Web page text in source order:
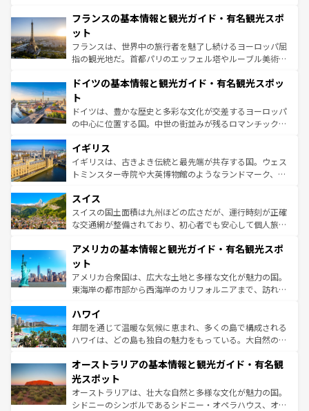
なお、新着のイタリア情報はコンテンツ一覧を参照してほ
しい。
文化が根付くこの国では、情熱的なフラメンコ、熱気あふ
れる闘牛、そして美味しいタパスが生活の一部となってい
る。首都マドリードの洗練された雰囲気や、バルセロナの
アートに溢れた街角から、地方では古代ローマ遺跡や中世
せる。地方によって風土や気候が異なるスペインはその個
ンテンツ一覧 を参照してほしい。
フランスの基本情報と観光ガイド・有名観光スポ
ット
フランスは、世界中の旅行者を魅了し続けるヨーロッパ屈
指の観光地だ。首都パリのエッフェル塔やルーブル美術館
で、幅広い魅力が詰まっている。華麗な宮殿、歴史的な大
聖堂、美しいビーチ、そして豊かな自然が、訪れる者を心
から魅了する。また、フランスは美食の国としても知ら
れ、フランス料理はユネスコ無形文化遺産にも登録されて
香り高いラベンダー畑など、多彩な楽しみ方が可能だ。さ
らに、パリ以外の地域にも魅力が溢れており、どの街角に
も豊かな歴史と文化が息づいている。パリ以外の個性あふ
を参照してほしい。
ドイツの基本情報と観光ガイド・有名観光スポッ
ト
ドイツは、豊かな歴史と多彩な文化が交差するヨーロッパ
の中心に位置する国。中世の街並みが残るロマンチック街
顔を持つこの国は、どこを歩いても飽きることがない。ベ
ルリンの文化的活気、バイエルン州のアルプスの絶景、そ
してライン川沿いのワイン畑といった風景は必見。ビール
は、お酒好きな人にはぜひ体験してほしい。 なお、新着の
ドイツ情報はコンテンツ一覧を参照してほしい。
イギリス
イギリスは、古きよき伝統と最先端が共存する国。ウェス
トミンスター寺院や大英博物館のようなランドマーク、歴
リアごとに異なる魅力がある。また、優雅なアフタヌーン
ティー、ビール好きにはたまらない英国パブ、サッカー観
戦など、本場だからこそできる体験も豊富。イギリスを旅
ンツ一覧を参照してほしい。
スイス
スイスの国土面積は九州ほどの広さだが、運行時刻が正確
な交通網が整備されており、初心者でも安心して個人旅行
の建物がそのまま残る町や、スイスならではのユニークな
博物館もあり、アルプス観光だけでなく町歩きも満喫する
ことができる。国民の所得が高いため物価も高いが、旅行
者向けの交通パス提供のサービスもあり、うまく活用すれ
着のスイス情報は
アメリカの基本情報と観光ガイド・有名観光スポ
ット
アメリカ合衆国は、広大な土地と多様な文化が魅力の国。
東海岸の都市部から西海岸のカリフォルニアまで、訪れる
のような巨大都市は、観光、ショッピング、エンターテイ
ンメントが詰まった刺激的なスポットだ。一方、アメリカ
西部には大自然が広がり、グランドキャニオンやイエロー
部のニューオーリンズでは、音楽と美食が融合した独特の
文化が魅力。旅行者はアメリカの各地域で異なる魅力を楽
しみながら、その多様性と豊かな歴史を感じることができ
るだろう。車でのロードトリップや列車の旅も、アメリカ
ハワイ
年間を通じて温暖な気候に恵まれ、多くの島で構成される
ハワイは、どの島も独自の魅力をもっている。大自然の神
ワイ島は見逃せない。また、定番の観光地といえばオアフ
島だが、静かな自然を求めるならマウイ島やカウアイ島が
おすすめ。エメラルドグリーンに輝く海をはじめ、豊かな
文化や歴史が息づいている。「アロハスピリット」と呼ば
オーストラリアの基本情報と観光ガイド・有名観
光スポット
オーストラリアは、壮大な自然と多様な文化が魅力の国。
シドニーのシンボルであるシドニー・オペラハウス、オー